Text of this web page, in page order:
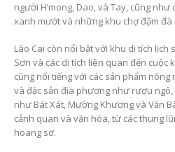
người H’mong, Dao, và Tay, cũng
xanh mướt và những khu chợ đậm đà
Lào Cai còn nổi bật với khu di tích lịch
Sơn và các di tích liên quan đến cuộc
cũng nổi tiếng với các sản phẩm
và đặc sản địa phương như rượu ngô,
như Bát Xát, Mường Khương và Văn
cảnh quan và văn hóa, từ các thung
hoang sơ.